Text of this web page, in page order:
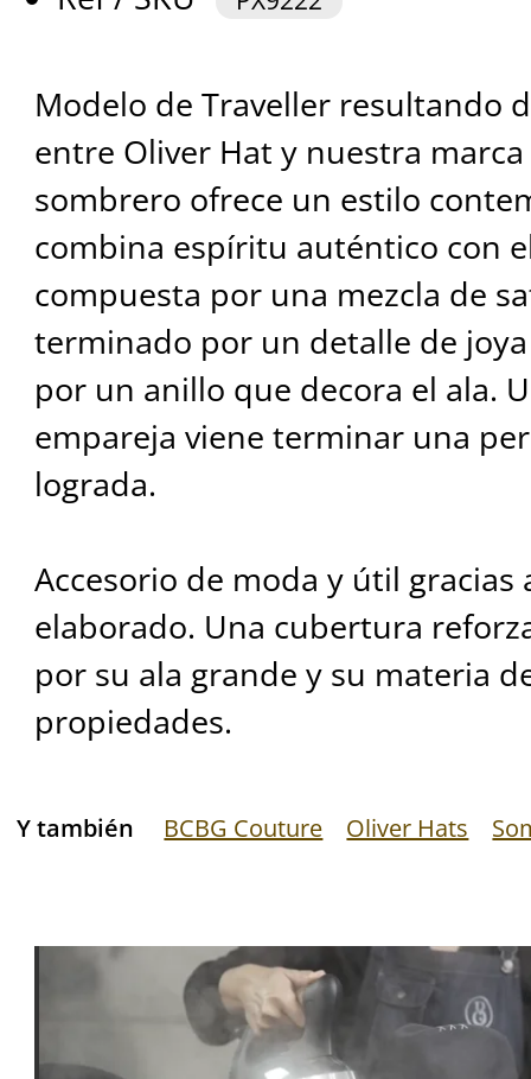
Modelo de Traveller resultando
entre Oliver Hat y nuestra marca
sombrero ofrece un estilo
combina espíritu auténtico con
compuesta por una mezcla de
terminado por un detalle de
por un anillo que decora el ala.
empareja viene terminar una
lograda.
Accesorio de moda y útil
elaborado. Una cubertura
por su ala grande y su materia
propiedades.
Y también BCBG Couture Oliver Hats